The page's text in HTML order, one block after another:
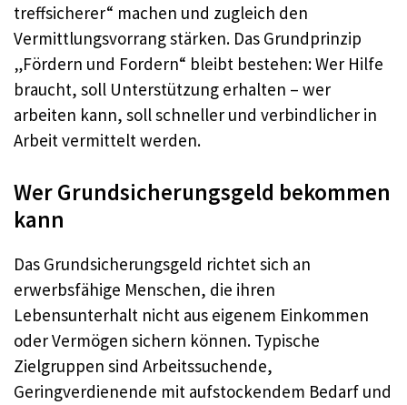
treffsicherer“ machen und zugleich den
Vermittlungsvorrang stärken. Das Grundprinzip
„Fördern und Fordern“ bleibt bestehen: Wer Hilfe
braucht, soll Unterstützung erhalten – wer
arbeiten kann, soll schneller und verbindlicher in
Arbeit vermittelt werden.
Wer Grundsicherungsgeld bekommen
kann
Das Grundsicherungsgeld richtet sich an
erwerbsfähige Menschen, die ihren
Lebensunterhalt nicht aus eigenem Einkommen
oder Vermögen sichern können. Typische
Zielgruppen sind Arbeitssuchende,
Geringverdienende mit aufstockendem Bedarf und